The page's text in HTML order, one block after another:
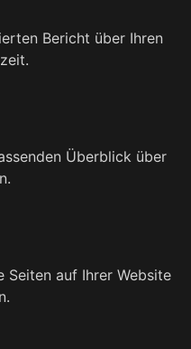
Bericht über Ihren
Überblick über
Seiten auf Ihrer Website